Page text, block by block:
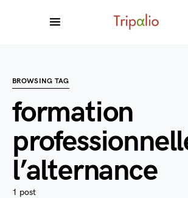
BROWSING TAG
formation
l’alternance
1 post